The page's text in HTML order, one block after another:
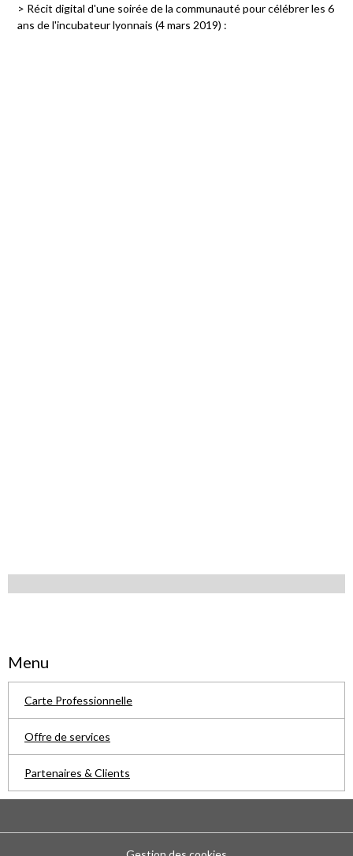
> Récit digital d'une soirée de la communauté pour célébrer les 6
ans de l'incubateur lyonnais (4 mars 2019) :
Menu
Carte Professionnelle
Offre de services
Partenaires & Clients